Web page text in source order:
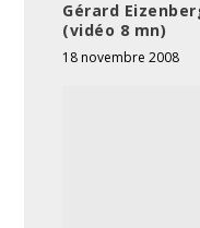
Gérard
(vidéo 8 mn)
18 novembre 2008